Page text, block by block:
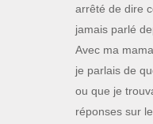
arrêté de dire
jamais parlé
Avec ma
je parlais de
ou que je
réponses sur